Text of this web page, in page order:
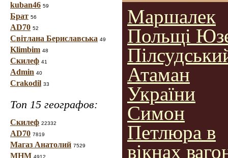
kuban46 59
Брат 56
AD70 52
Світлана Бериславська 49
Klimbim 48
Скилеф 41
Admin 40
Crakodil 33
Топ 15 географов:
Скилеф 22332
AD70 7819
Магаз Анатолий 7529
МНМ 4912
Маршалек
Польщі
Атаман
України
Симон
Петлюра в
вікнах